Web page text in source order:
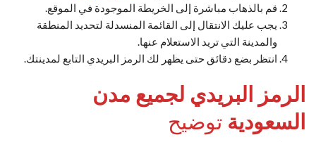
قم بالذهاب مباشرة إلى الخريطة الموجودة في الموقع.
يجب عليك الانتقال إلى القائمة المنسدلة لتحديد المنطقة
والمدينة التي تريد الاستعلام عنها.
انتظر بضع دقائق حتى يظهر لك الرمز البريدي التابع لمدينتك.
الرمز البريدي لجميع مدن
السعودية توضيح